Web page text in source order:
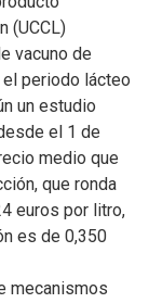
(UCCL)
vacuno de
el periodo lácteo
un estudio
el 1 de
medio que
que ronda
euros por litro,
es de 0,350
mecanismos